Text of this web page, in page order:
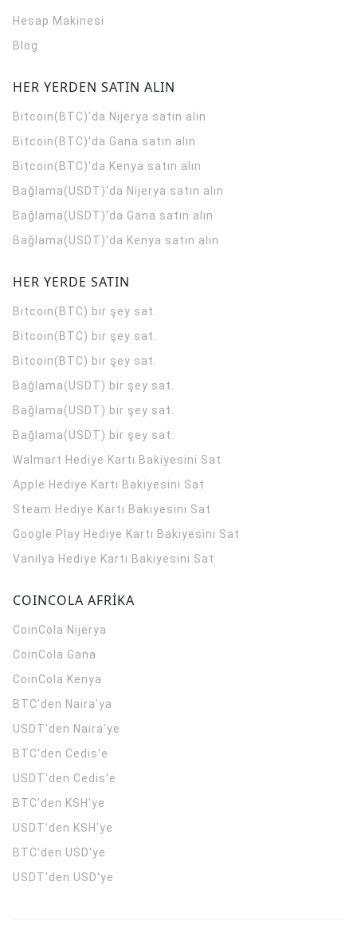
Hesap Makinesi
Blog
HER YERDEN SATIN ALIN
Bitcoin(BTC)'da Nijerya satın alın
Bitcoin(BTC)'da Gana satın alın
Bitcoin(BTC)'da Kenya satın alın
Bağlama(USDT)'da Nijerya satın alın
Bağlama(USDT)'da Gana satın alın
Bağlama(USDT)'da Kenya satın alın
HER YERDE SATIN
Bitcoin(BTC) bir şey sat.
Bitcoin(BTC) bir şey sat.
Bitcoin(BTC) bir şey sat.
Bağlama(USDT) bir şey sat.
Bağlama(USDT) bir şey sat.
Bağlama(USDT) bir şey sat.
Walmart Hediye Kartı Bakiyesini Sat
Apple Hediye Kartı Bakiyesini Sat
Steam Hediye Kartı Bakiyesini Sat
Google Play Hediye Kartı Bakiyesini Sat
Vanilya Hediye Kartı Bakiyesini Sat
COINCOLA AFRİKA
CoinCola Nijerya
CoinCola Gana
CoinCola Kenya
BTC'den Naira'ya
USDT'den Naira'ye
BTC'den Cedis'e
USDT'den Cedis'e
BTC'den KSH'ye
USDT'den KSH'ye
BTC'den USD'ye
USDT'den USD'ye